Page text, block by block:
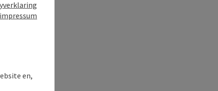
impressum
en,